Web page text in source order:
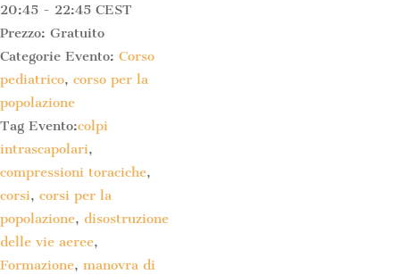
20:45 - 22:45 CEST
Prezzo: Gratuito
Categorie Evento: Corso
pediatrico, corso per la
popolazione
Tag Evento:colpi
intrascapolari,
compressioni toraciche,
corsi, corsi per la
popolazione, disostruzione
delle vie aeree,
Formazione, manovra di